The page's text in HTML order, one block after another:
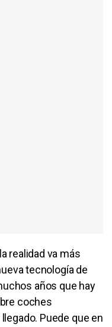
realidad va más
tecnología de
años que hay
coches
Puede que en